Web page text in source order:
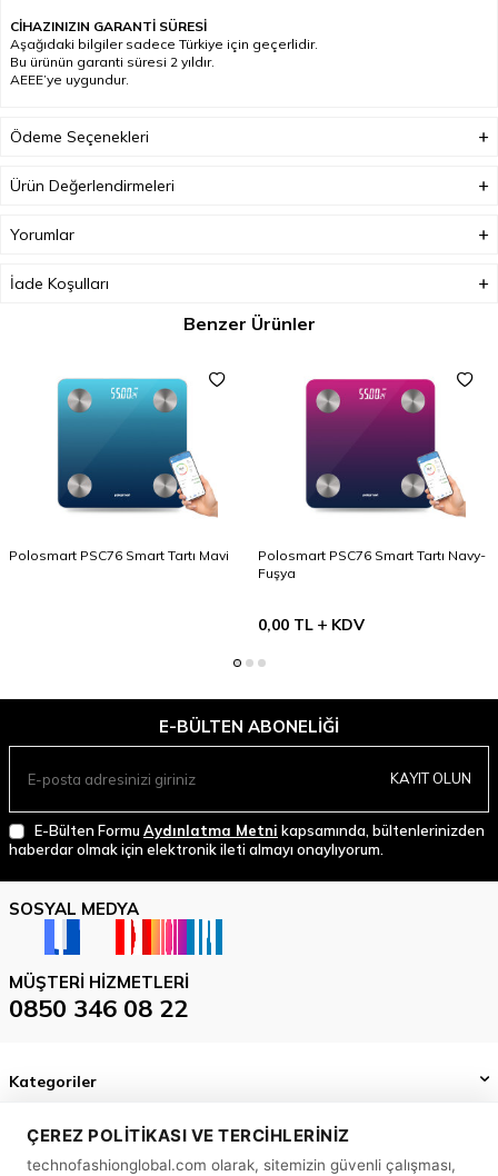
ÇEREZ POLITIKASI VE TERCIHLERINIZ
technofashionglobal.com olarak, sitemizin güvenli çalışması,
CİHAZINIZIN GARANTİ SÜRESİ
Aşağıdaki bilgiler sadece Türkiye için geçerlidir.
Bu ürünün garanti süresi 2 yıldır.
AEEE’ye uygundur.
Ödeme Seçenekleri
Ürün Değerlendirmeleri
Yorumlar
İade Koşulları
Benzer Ürünler
Polosmart PSC76 Smart Tartı Mavi
Polosmart PSC76 Smart Tartı Navy-
Fuşya
0,00TL KDV
E-BÜLTEN ABONELIĞI
KAYIT OLUN
E-Bülten Formu Aydınlatma Metni kapsamında, bültenlerinizden
haberdar olmak için elektronik ileti almayı onaylıyorum.
SOSYAL MEDYA
MÜŞTERI HIZMETLERI
0850 346 08 22
Kategoriler
Önemli Bilgiler
Hızlı Erişim